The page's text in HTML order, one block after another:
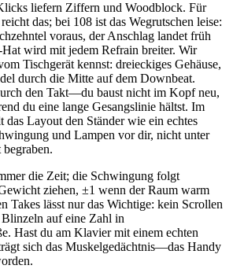
liefern Ziffern und Woodblock. Für
das; bei 108 ist das Wegrutschen leise:
voraus, der Anschlag landet früh
wird mit jedem Refrain breiter. Wir
Tischgerät kennst: dreieckiges Gehäuse,
durch die Mitte auf dem Downbeat.
den Takt—du baust nicht im Kopf neu,
du eine lange Gesangslinie hältst. Im
Layout den Ständer wie ein echtes
und Lampen vor dir, nicht unter
die Zeit; die Schwingung folgt
ziehen, ±1 wenn der Raum warm
Takes lässt nur das Wichtige: kein Scrollen
auf eine Zahl in
Hast du am Klavier mit einem echten
sich das Muskelgedächtnis—das Handy